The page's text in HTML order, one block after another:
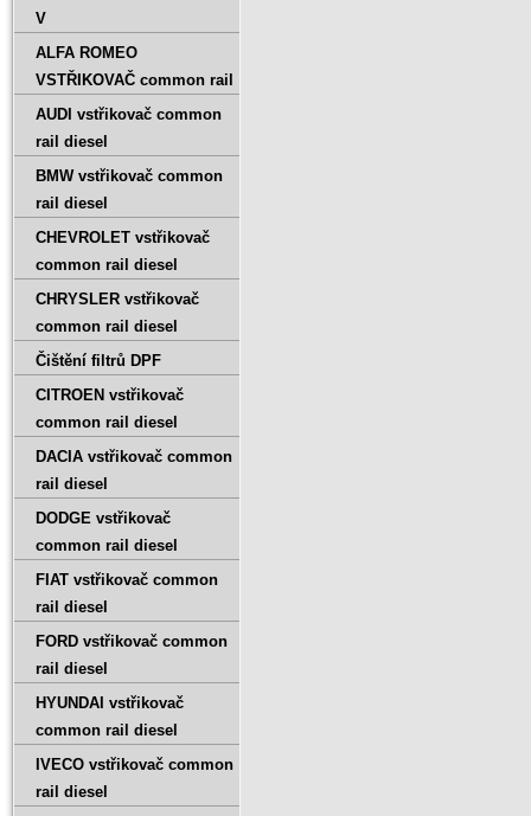
V
ALFA ROMEO
VSTŘIKOVAČ common rail
AUDI vstřikovač common
rail diesel
BMW vstřikovač common
rail diesel
CHEVROLET vstřikovač
common rail diesel
CHRYSLER vstřikovač
common rail diesel
Čištění filtrů DPF
CITROEN vstřikovač
common rail diesel
DACIA vstřikovač common
rail diesel
DODGE vstřikovač
common rail diesel
FIAT vstřikovač common
rail diesel
FORD vstřikovač common
rail diesel
HYUNDAI vstřikovač
common rail diesel
IVECO vstřikovač common
rail diesel